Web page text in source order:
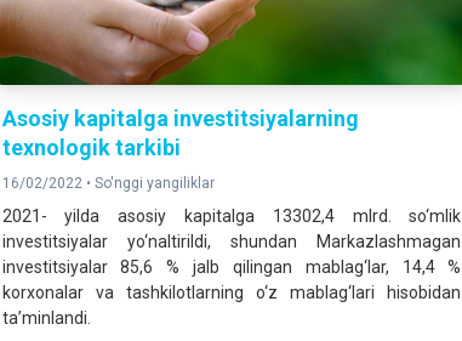
Asosiy kapitalga investitsiyalarning
texnologik tarkibi
16/02/2022 • So'nggi yangiliklar
2021- yilda asosiy kapitalga 13302,4 mlrd. so‘mlik
investitsiyalar yo‘naltirildi, shundan Markazlashmagan
investitsiyalar 85,6 % jalb qilingan mablag‘lar, 14,4 %
korxonalar va tashkilotlarning o‘z mablag‘lari hisobidan
ta’minlandi.